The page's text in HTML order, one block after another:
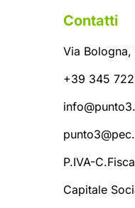
Contatti
Via Bologna,
+39 345
P.IVA-
Capitale